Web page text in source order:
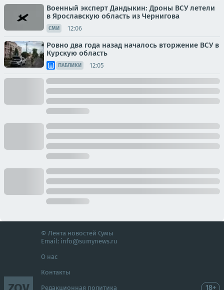
Военный эксперт Дандыкин: Дроны ВСУ летели
в Ярославскую область из Чернигова
СМИ 12:06
Ровно два года назад началось вторжение ВСУ в
Курскую область
ПАБЛИКИ 12:05
© Лента новостей Сумы
Email: info@sumynews.ru
О нас
Контакты
Редакционная политика 18+